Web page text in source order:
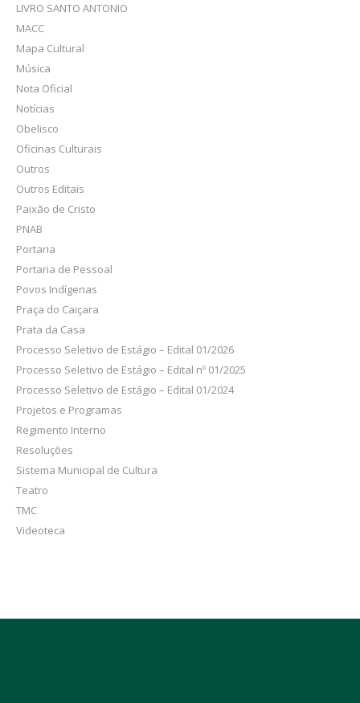
LIVRO SANTO ANTONIO
MACC
Mapa Cultural
Música
Nota Oficial
Notícias
Obelisco
Oficinas Culturais
Outros
Outros Editais
Paixão de Cristo
PNAB
Portaria
Portaria de Pessoal
Povos Indígenas
Praça do Caiçara
Prata da Casa
Processo Seletivo de Estágio – Edital 01/2026
Processo Seletivo de Estágio – Edital nº 01/2025
Processo Seletivo de Estágio – Edital 01/2024
Projetos e Programas
Regimento Interno
Resoluções
Sistema Municipal de Cultura
Teatro
TMC
Videoteca